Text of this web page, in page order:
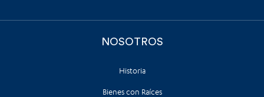
NOSOTROS
Historia
Bienes con Raíces